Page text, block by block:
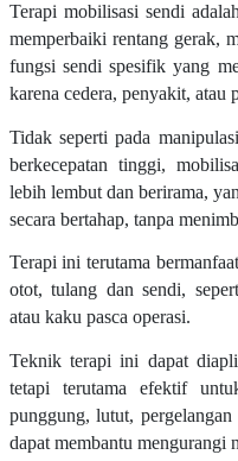
Terapi mobilisasi sendi
memperbaiki rentang gerak,
fungsi sendi spesifik yang
karena cedera, penyakit, atau
Tidak seperti pada
berkecepatan tinggi,
lebih lembut dan berirama,
secara bertahap, tanpa
Terapi ini terutama
otot, tulang dan sendi,
atau kaku pasca operasi.
Teknik terapi ini dapat
tetapi terutama efektif
punggung, lutut,
dapat membantu mengurangi